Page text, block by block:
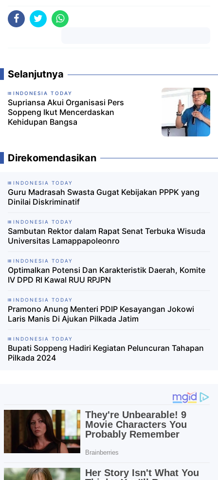
Selanjutnya
INDONESIA TODAY
Supriansa Akui Organisasi Pers
Soppeng Ikut Mencerdaskan
Kehidupan Bangsa
Direkomendasikan
INDONESIA TODAY
Guru Madrasah Swasta Gugat Kebijakan PPPK yang
Dinilai Diskriminatif
INDONESIA TODAY
Sambutan Rektor dalam Rapat Senat Terbuka Wisuda
Universitas Lamappapoleonro
INDONESIA TODAY
Optimalkan Potensi Dan Karakteristik Daerah, Komite
IV DPD RI Kawal RUU RPJPN
INDONESIA TODAY
Pramono Anung Menteri PDIP Kesayangan Jokowi
Laris Manis Di Ajukan Pilkada Jatim
INDONESIA TODAY
Bupati Soppeng Hadiri Kegiatan Peluncuran Tahapan
Pilkada 2024